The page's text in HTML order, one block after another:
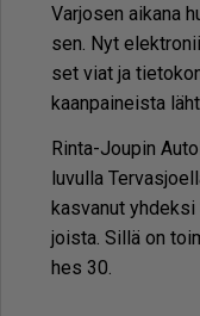
Var­jo­sen ai­ka­na
sen. Nyt
set viat ja
kaan­pai­neis­ta
Rin­ta-Jou­pin
lu­vul­la
kas­va­nut
jois­ta. Sil­lä on
hes 30.